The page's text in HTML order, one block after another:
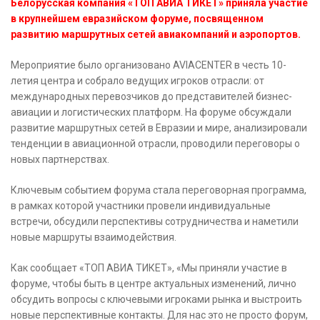
Белорусская компания «ТОП АВИА ТИКЕТ» приняла участие
в крупнейшем евразийском форуме, посвященном
развитию маршрутных сетей авиакомпаний и аэропортов.
Мероприятие было организовано AVIACENTER в честь 10-
летия центра и собрало ведущих игроков отрасли: от
международных перевозчиков до представителей бизнес-
авиации и логистических платформ. На форуме обсуждали
развитие маршрутных сетей в Евразии и мире, анализировали
тенденции в авиационной отрасли, проводили переговоры о
новых партнерствах.
Ключевым событием форума стала переговорная программа,
в рамках которой участники провели индивидуальные
встречи, обсудили перспективы сотрудничества и наметили
новые маршруты взаимодействия.
Как сообщает «ТОП АВИА ТИКЕТ», «Мы приняли участие в
форуме, чтобы быть в центре актуальных изменений, лично
обсудить вопросы с ключевыми игроками рынка и выстроить
новые перспективные контакты. Для нас это не просто форум,